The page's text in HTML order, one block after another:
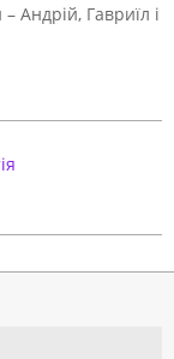
Андрій, Гавриїл і